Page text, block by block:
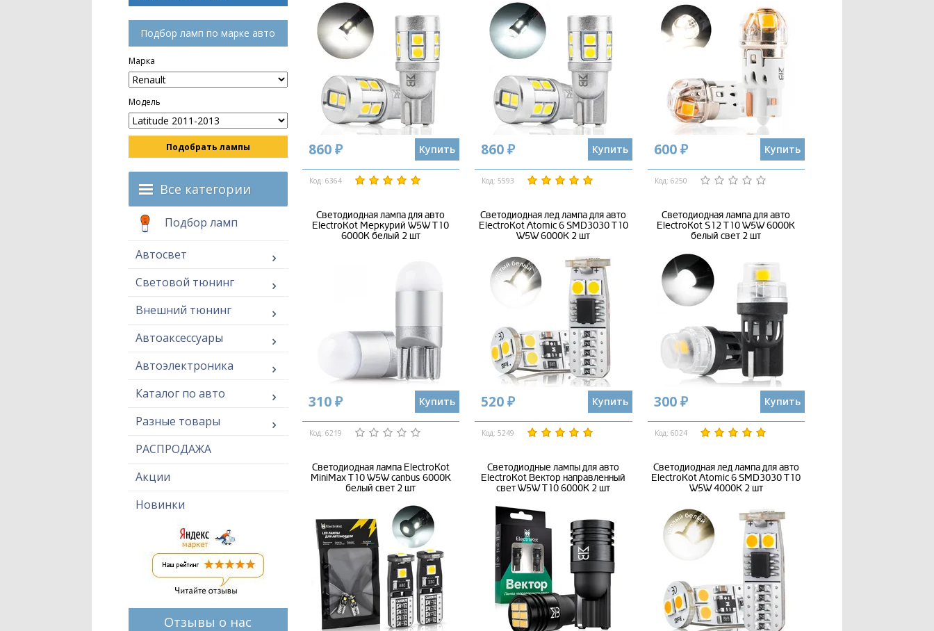
Подбор ламп по марке авто
Марка
Модель
Подобрать лампы
Все категории
Подбор ламп
Автосвет
Световой тюнинг
Внешний тюнинг
Автоаксессуары
Автоэлектроника
Каталог по авто
Разные товары
РАСПРОДАЖА
Акции
Новинки
Отзывы о нас
860 ₽ Купить
Код: 6364
860 ₽ Купить
Код: 5593
600 ₽ Купить
Код: 6250
Светодиодная лампа для авто
ElectroKot Меркурий W5W T10
6000K белый 2 шт
310 ₽ Купить
Код: 6219
Светодиодная лед лампа для авто
ElectroKot Atomic 6 SMD3030 T10
W5W 6000K 2 шт
520 ₽ Купить
Код: 5249
Светодиодная лампа для авто
ElectroKot S12 T10 W5W 6000K
белый свет 2 шт
300 ₽ Купить
Код: 6024
Светодиодная лампа ElectroKot
MiniMax T10 W5W canbus 6000K
белый свет 2 шт
Светодиодные лампы для авто
ElectroKot Вектор направленный
свет W5W T10 6000K 2 шт
Светодиодная лед лампа для авто
ElectroKot Atomic 6 SMD3030 T10
W5W 4000K 2 шт